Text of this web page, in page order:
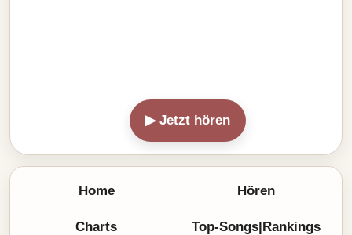
▶ Jetzt hören
Home Hören
Charts Top-Songs|Rankings